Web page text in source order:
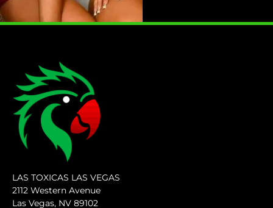
LAS TOXICAS LAS VEGAS
2112 Western Avenue
Las Vegas, NV 89102